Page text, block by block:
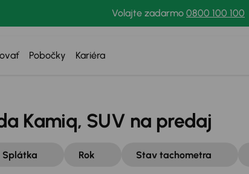
Volajte zadarmo 0800 100 100
Pobočky Kariéra
Kamiq, SUV na predaj
Splátka Rok Stav tachometra